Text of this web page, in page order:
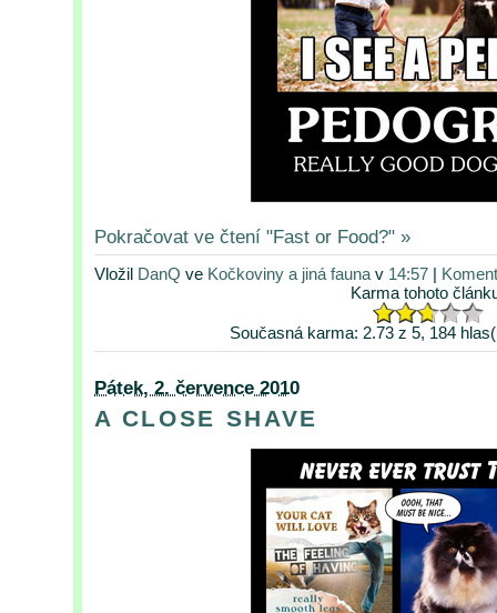
Pokračovat ve čtení "Fast or Food?" »
Vložil DanQ ve Kočkoviny a jiná faunav 14:57|
Karma tohoto
Současná karma: 2.73 z 5, 184
Pátek, 2. července 2010
A CLOSE SHAVE